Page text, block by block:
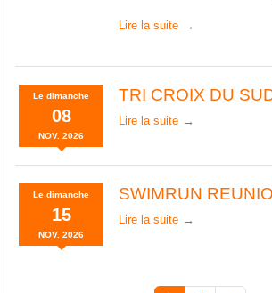
Lire la suite
Ledimanche
08
NOV. 2026
TRI CROIX DU
Lire la suite
Ledimanche
15
NOV. 2026
SWIMRUN
Lire la suite